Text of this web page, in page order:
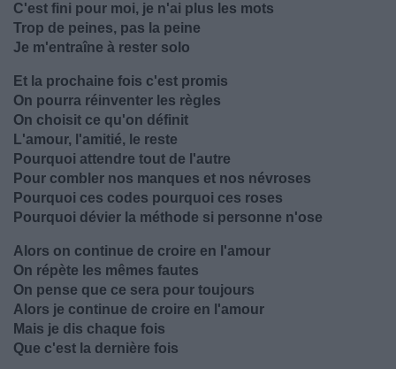
C'est fini pour moi, je n'ai plus les mots
Trop de peines, pas la peine
Je m'entraîne à rester solo
Et la prochaine fois c'est promis
On pourra réinventer les règles
On choisit ce qu'on définit
L'amour, l'amitié, le reste
Pourquoi attendre tout de l'autre
Pour combler nos manques et nos névroses
Pourquoi ces codes pourquoi ces roses
Pourquoi dévier la méthode si personne n'ose
Alors on continue de croire en l'amour
On répète les mêmes fautes
On pense que ce sera pour toujours
Alors je continue de croire en l'amour
Mais je dis chaque fois
Que c'est la dernière fois